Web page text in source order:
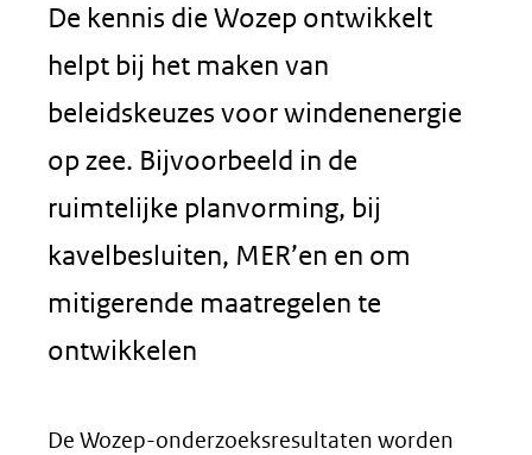
De kennis die Wozep ontwikkelt
helpt bij het maken van
beleidskeuzes voor windenenergie
op zee. Bijvoorbeeld in de
ruimtelijke planvorming, bij
kavelbesluiten, MER’en en om
mitigerende maatregelen te
ontwikkelen
De Wozep-onderzoeksresultaten worden